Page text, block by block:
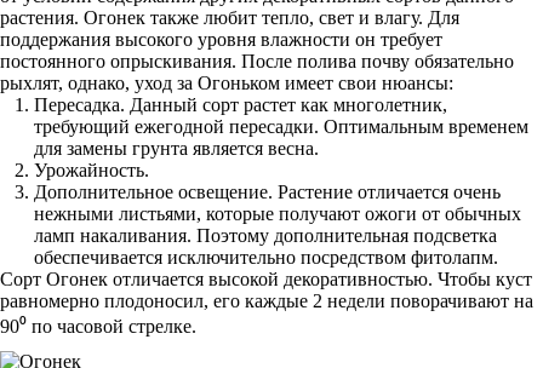
растения. Огонек также любит тепло, свет и влагу. Для
поддержания высокого уровня влажности он требует
постоянного опрыскивания. После полива почву обязательно
рыхлят, однако, уход за Огоньком имеет свои нюансы:
Пересадка. Данный сорт растет как многолетник,
требующий ежегодной пересадки. Оптимальным временем
для замены грунта является весна.
Урожайность.
Дополнительное освещение. Растение отличается очень
нежными листьями, которые получают ожоги от обычных
ламп накаливания. Поэтому дополнительная подсветка
обеспечивается исключительно посредством фитолапм.
Сорт Огонек отличается высокой декоративностью. Чтобы куст
равномерно плодоносил, его каждые 2 недели поворачивают на
90⁰ по часовой стрелке.